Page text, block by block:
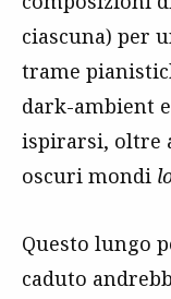
ciascuna) per
trame
dark-ambient
ispirarsi, oltre
oscuri mondi
Questo lungo
caduto